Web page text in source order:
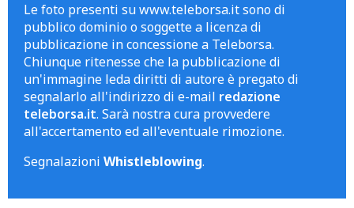
Le foto presenti su www.teleborsa.it sono di
pubblico dominio o soggette a licenza di
pubblicazione in concessione a Teleborsa.
Chiunque ritenesse che la pubblicazione di
un'immagine leda diritti di autore è pregato di
segnalarlo all'indirizzo di e-mail redazione
teleborsa.it. Sarà nostra cura provvedere
all'accertamento ed all'eventuale rimozione.
Segnalazioni Whistleblowing.